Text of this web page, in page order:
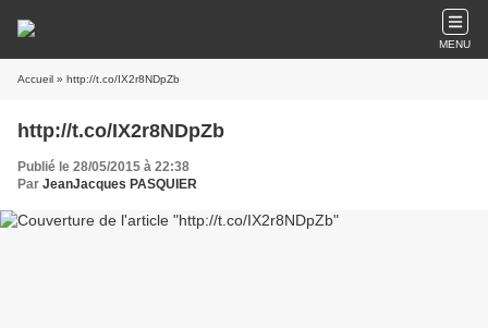
MENU
Accueil » http://t.co/IX2r8NDpZb
http://t.co/IX2r8NDpZb
Publié le 28/05/2015 à 22:38
Par JeanJacques PASQUIER